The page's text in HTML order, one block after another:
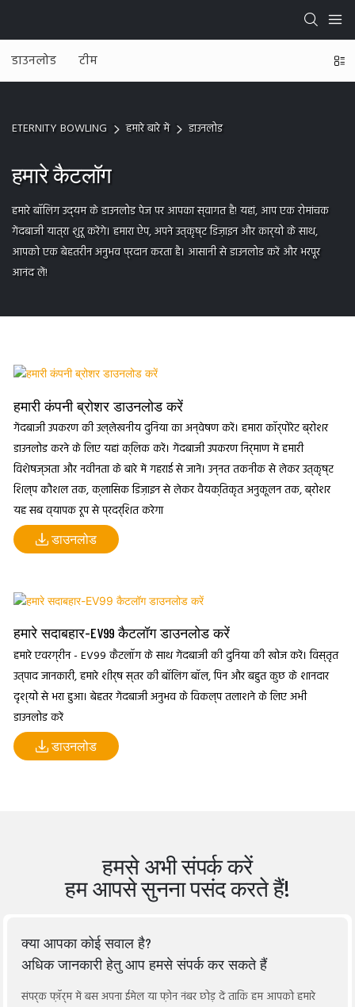
डाउनलोड टीम
ETERNITY BOWLING हमारे बारे में डाउनलोड
हमारे कैटलॉग
हमारे बॉलिंग उद्यम के डाउनलोड पेज पर आपका स्वागत है! यहां, आप एक रोमांचक
गेंदबाजी यात्रा शुरू करेंगे। हमारा ऐप, अपने उत्कृष्ट डिज़ाइन और कार्यों के साथ,
आपको एक बेहतरीन अनुभव प्रदान करता है। आसानी से डाउनलोड करें और भरपूर
आनंद लें!
हमारी कंपनी ब्रोशर डाउनलोड करें
गेंदबाजी उपकरण की उल्लेखनीय दुनिया का अन्वेषण करें। हमारा कॉर्पोरेट ब्रोशर
डाउनलोड करने के लिए यहां क्लिक करें। गेंदबाजी उपकरण निर्माण में हमारी
विशेषज्ञता और नवीनता के बारे में गहराई से जानें। उन्नत तकनीक से लेकर उत्कृष्ट
शिल्प कौशल तक, क्लासिक डिज़ाइन से लेकर वैयक्तिकृत अनुकूलन तक, ब्रोशर
यह सब व्यापक रूप से प्रदर्शित करेगा
डाउनलोड
हमारे सदाबहार-EV99 कैटलॉग डाउनलोड करें
हमारे एवरग्रीन - EV99 कैटलॉग के साथ गेंदबाजी की दुनिया की खोज करें। विस्तृत
उत्पाद जानकारी, हमारे शीर्ष स्तर की बॉलिंग बॉल, पिन और बहुत कुछ के शानदार
दृश्यों से भरा हुआ। बेहतर गेंदबाजी अनुभव के विकल्प तलाशने के लिए अभी
डाउनलोड करें
डाउनलोड
हमसे अभी संपर्क करें
हम आपसे सुनना पसंद करते हैं!
क्या आपका कोई सवाल है?
अधिक जानकारी हेतु आप हमसे संपर्क कर सकते हैं
संपर्क फ़ॉर्म में बस अपना ईमेल या फ़ोन नंबर छोड़ दें ताकि हम आपको हमारे